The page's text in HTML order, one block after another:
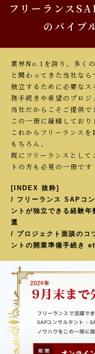
フリーランス
のバイブ
業界No.1を誇り、多く
と関わってきた当社なら
独立するために必要な
務手続きや希望のプロジ
当社だからこそご提供で
この一冊に凝縮しており
これからフリーランス
もちろん、
既にフリーランスとして
トの方も必見の一冊です
[INDEX 抜粋]
/ フリーランス SAPコ
ントが独立できる経験
選
/ プロジェクト面談のコ
ントの開業準備手続き